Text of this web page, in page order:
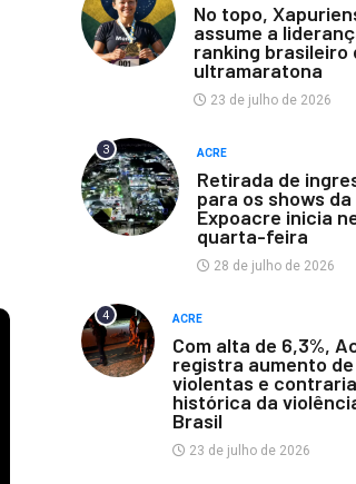
No topo,
assume a
ranking brasileiro
ultramaratona
23 de julho de 2026
3 ACRE
Retirada de
para os shows da
Expoacre inicia
quarta-feira
28 de julho de 2026
4 ACRE
Com alta de 6,3%,
registra aumento
violentas e
histórica da
Brasil
23 de julho de 2026